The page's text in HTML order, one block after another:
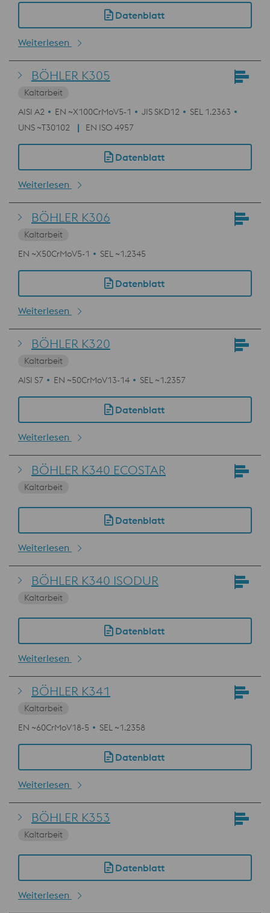
Datenblatt
Weiterlesen
BÖHLER K305
Kaltarbeit
AISI A2
EN ~X100CrMoV5-1 JIS SKD12
SEL 1.2363
UNS ~T30102
EN ISO 4957
Datenblatt
Weiterlesen
BÖHLER K306
Kaltarbeit
EN ~X50CrMoV5-1
SEL ~1.2345
Datenblatt
Weiterlesen
BÖHLER K320
Kaltarbeit
AISI S7
EN ~50CrMoV13-14 SEL ~1.2357
Datenblatt
Weiterlesen
BÖHLER K340 ECOSTAR
Kaltarbeit
Datenblatt
Weiterlesen
BÖHLER K340 ISODUR
Kaltarbeit
Datenblatt
Weiterlesen
BÖHLER K341
Kaltarbeit
EN ~60CrMoV18-5
SEL ~1.2358
Datenblatt
Weiterlesen
BÖHLER K353
Kaltarbeit
Datenblatt
Weiterlesen